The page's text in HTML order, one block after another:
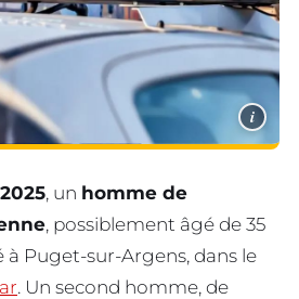
i
, un homme de
, possiblement âgé de 35
à Puget-sur-Argens, dans le
. Un second homme, de